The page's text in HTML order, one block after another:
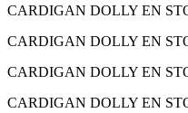
CARDIGAN DOLLY EN
CARDIGAN DOLLY EN
CARDIGAN DOLLY EN
CARDIGAN DOLLY EN